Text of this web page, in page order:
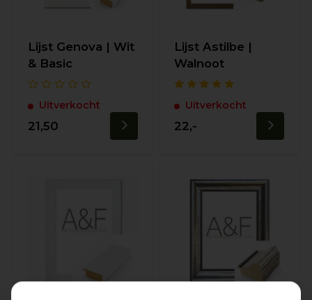
Lijst Genova | Wit
& Basic
Uitverkocht
21,50
Lijst Astilbe |
Walnoot
Uitverkocht
22,-